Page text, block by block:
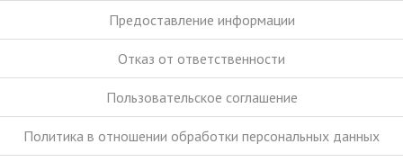
Предоставление информации
Отказ от ответственности
Пользовательское соглашение
Политика в отношении обработки персональных данных